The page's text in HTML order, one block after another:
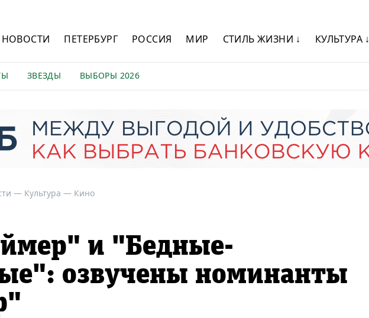
НОВОСТИ ПЕТЕРБУРГ РОССИЯ МИР СТИЛЬ ЖИЗНИ ↓ КУЛЬТУРА ↓
ЗВЕЗДЫ ВЫБОРЫ 2026
— Культура — Кино
и "Бедные-
озвучены номинанты